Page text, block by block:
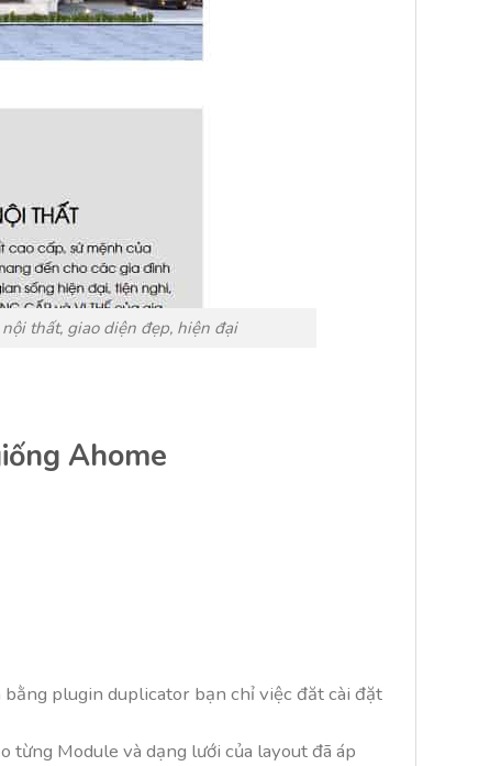
thất, giao diện đẹp, hiện đại
Ahome
bằng plugin duplicator bạn chỉ việc đăt cài đặt
Module và dạng lưới của layout đã áp